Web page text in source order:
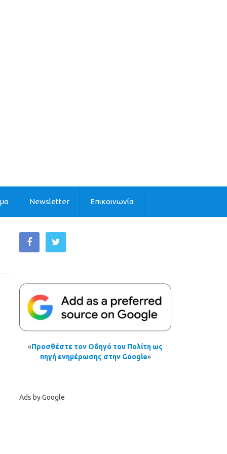
Newsletter Επικοινωνία
«Προσθέστε τον Οδηγό του Πολίτη ως
πηγή ενημέρωσης στην Google»
Ads by Google